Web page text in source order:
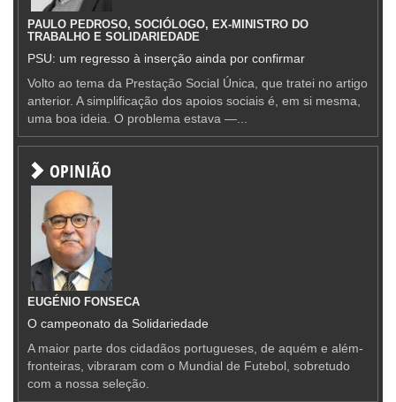
PAULO PEDROSO, SOCIÓLOGO, EX-MINISTRO DO
TRABALHO E SOLIDARIEDADE
PSU: um regresso à inserção ainda por confirmar
Volto ao tema da Prestação Social Única, que tratei no artigo
anterior. A simplificação dos apoios sociais é, em si mesma,
uma boa ideia. O problema estava —...
OPINIÃO
EUGÉNIO FONSECA
O campeonato da Solidariedade
A maior parte dos cidadãos portugueses, de aquém e além-
fronteiras, vibraram com o Mundial de Futebol, sobretudo
com a nossa seleção.